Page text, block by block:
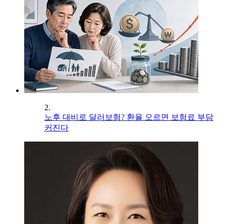
2.
노후 대비로 달러보험? 환율 오르면 보험료 부담
커진다